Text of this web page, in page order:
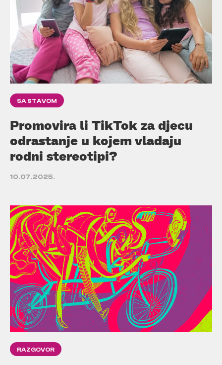
SA STAVOM
Promovira li TikTok za djecu
odrastanje u kojem vladaju
rodni stereotipi?
10.07.2025.
RAZGOVOR